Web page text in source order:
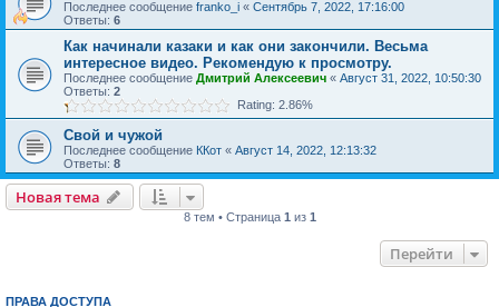
Последнее сообщение franko_i « Сентябрь 7, 2022, 17:16:00
Ответы: 6
Как начинали казаки и как они закончили. Весьма
интересное видео. Рекомендую к просмотру.
Последнее сообщение Дмитрий Алексеевич « Август 31, 2022, 10:50:30
Ответы: 2
Rating: 2.86%
Свой и чужой
Последнее сообщение ККот « Август 14, 2022, 12:13:32
Ответы: 8
Новая тема
8 тем • Страница 1 из 1
Перейти
ПРАВА ДОСТУПА